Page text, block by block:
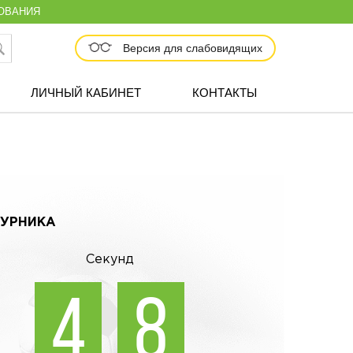
Версия для слабовидящих
ЛИЧНЫЙ КАБИНЕТ КОНТАКТЫ
Секунд